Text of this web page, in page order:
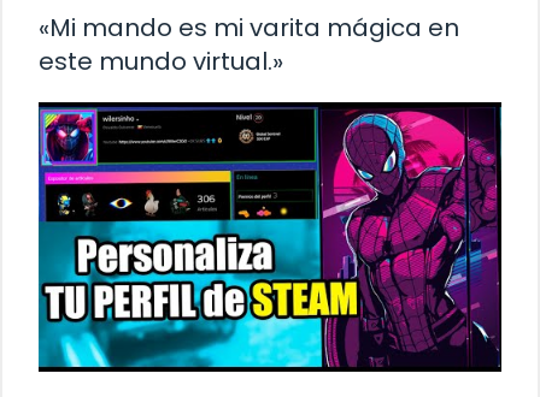
«Mi mando es mi varita mágica en
este mundo virtual.»